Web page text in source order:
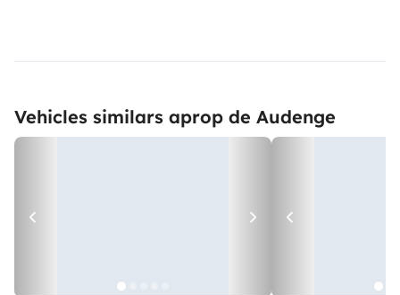
Vehicles similars aprop de Audenge